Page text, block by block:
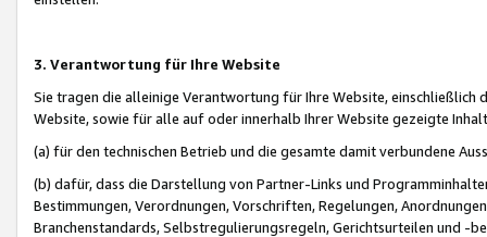
3. Verantwortung für Ihre Website
Sie tragen die alleinige Verantwortung für Ihre Website,
Website, sowie für alle auf oder innerhalb Ihrer Website gezeigte
(a) für den technischen Betrieb und die gesamte damit verbundene
(b) dafür, dass die Darstellung von Partner-Links und
Bestimmungen, Verordnungen, Vorschriften, Regelungen,
Branchenstandards, Selbstregulierungsregeln, Gerichtsurteilen und -